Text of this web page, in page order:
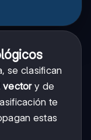
se clasifican
vectory de
te
estas